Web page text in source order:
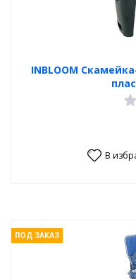
INBLOOM
В
ПОД ЗАКАЗ